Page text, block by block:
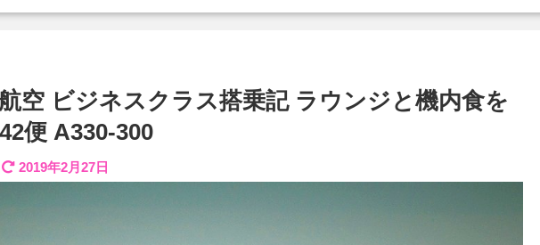
空 ビジネスクラス搭乗記 ラウンジと機内食を
便 A330-300
2019年2月27日